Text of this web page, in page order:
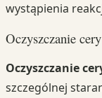
wystąpienia
Oczyszczanie
Oczyszczanie
szczególnej